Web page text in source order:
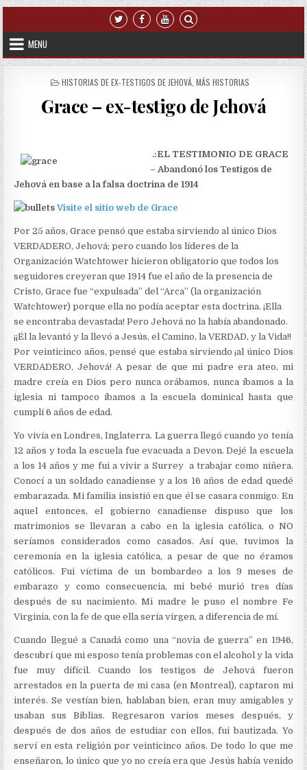
Skip to content
MENU
POSTED IN
HISTORIAS DE EX-TESTIGOS DE JEHOVÁ MÁS HISTORIAS
Grace – ex-testigo de Jehová
.:EL TESTIMONIO DE GRACE
– Abandonó los Testigos de
Jehová en base a la falsa doctrina de 1914
Visite el sitio web de Grace
Por 25 años, Grace pensó que estaba sirviendo al único Dios
VERDADERO, Jehová; pero cuando los líderes de la
Organización Watchtower hicieron obligatorio que todos los
seguidores creyeran que 1914 fue el año de la presencia de
Cristo, Grace fue “expulsada” del “Arca” (la organización
Watchtower) porque ella no podía aceptar esta doctrina. ¡Ella
se encontraba devastada! Pero Jehová no la había abandonado.
¡¡Él la levantó y la llevó a Jesús, el Camino, la VERDAD, y la Vida!!
Por veinticinco años, pensé que estaba sirviendo ¡al único Dios
VERDADERO, Jehová! A pesar de que mi padre era ateo, mi
madre creía en Dios pero nunca orábamos, nunca íbamos a la
iglesia ni tampoco íbamos a la escuela dominical hasta que
cumplí 6 años de edad.
Yo vivía en Londres, Inglaterra. La guerra llegó cuando yo tenía
12 años y toda la escuela fue evacuada a Devon. Dejé la escuela
a los 14 años y me fui a vivir a Surrey a trabajar como niñera.
Conocí a un soldado canadiense y a los 16 años de edad quedé
embarazada. Mi familia insistió en que él se casara conmigo. En
aquel entonces, el gobierno canadiense dispuso que los
matrimonios se llevaran a cabo en la iglesia católica, o NO
seríamos considerados como casados. Así que, tuvimos la
ceremonia en la iglesia católica, a pesar de que no éramos
católicos. Fui víctima de un bombardeo a los 9 meses de
embarazo y como consecuencia, mi bebé murió tres días
después de su nacimiento. Mi madre le puso el nombre Fe
Virginia, con la fe de que ella sería virgen, a diferencia de mí.
Cuando llegué a Canadá como una “novia de guerra” en 1946,
descubrí que mi esposo tenía problemas con el alcohol y la vida
fue muy difícil. Cuando los testigos de Jehová fueron
arrestados en la puerta de mi casa (en Montreal), captaron mi
interés. Se vestían bien, hablaban bien, eran muy amigables y
usaban sus Biblias. Regresaron varios meses después, y
después de dos años de estudiar con ellos, fui bautizada. Yo
serví en esta religión por veinticinco años. De todo lo que me
enseñaron, lo único que yo no creía era que Jesús había venido